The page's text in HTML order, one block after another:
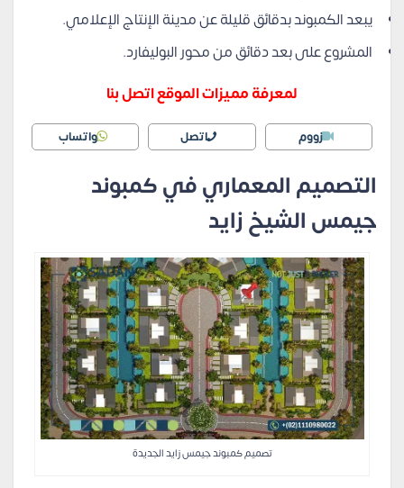
يبعد الكمبوند بدقائق قليلة عن مدينة الإنتاج الإعلامي.
المشروع على بعد دقائق من محور البوليفارد.
لمعرفة مميزات الموقع اتصل بنا
زووم اتصل واتساب
التصميم المعماري في كمبوند
جيمس الشيخ زايد
تصميم كمبوند جيمس زايد الجديدة